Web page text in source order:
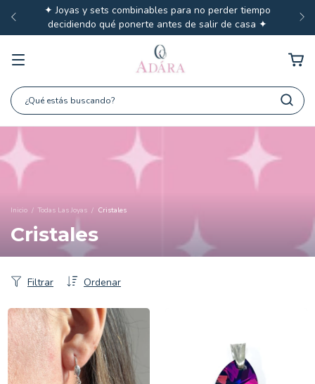
✦ Joyas y sets combinables para no perder tiempo
decidiendo qué ponerte antes de salir de casa ✦
Inicio / Todas Las Joyas / Cristales
Cristales
Ordenar
Filtrar